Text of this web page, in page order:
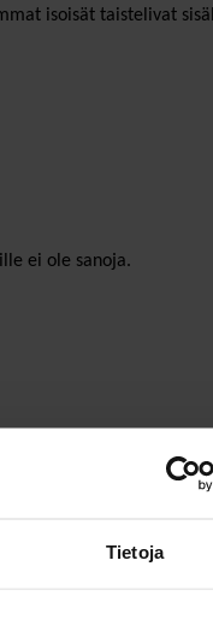
Tietoja
isoisät taistelivat
ei ole sanoja.
mieliä kuin
sotilaallisen